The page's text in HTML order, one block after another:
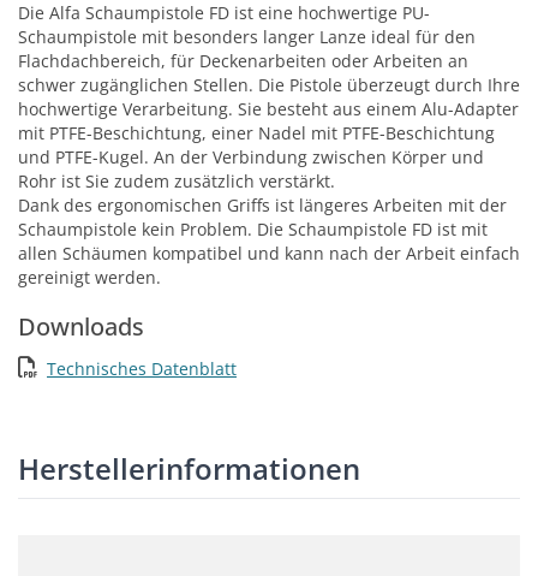
Die Alfa Schaumpistole FD ist eine hochwertige PU-
Schaumpistole mit besonders langer Lanze ideal für den
Flachdachbereich, für Deckenarbeiten oder Arbeiten an
schwer zugänglichen Stellen. Die Pistole überzeugt durch Ihre
hochwertige Verarbeitung. Sie besteht aus einem Alu-Adapter
mit PTFE-Beschichtung, einer Nadel mit PTFE-Beschichtung
und PTFE-Kugel. An der Verbindung zwischen Körper und
Rohr ist Sie zudem zusätzlich verstärkt.
Dank des ergonomischen Griffs ist längeres Arbeiten mit der
Schaumpistole kein Problem. Die Schaumpistole FD ist mit
allen Schäumen kompatibel und kann nach der Arbeit einfach
gereinigt werden.
Downloads
Technisches Datenblatt
Herstellerinformationen